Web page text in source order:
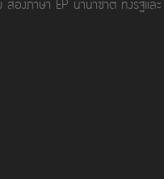
งภาษา EP นานาชาติ ทั้งรัฐและ